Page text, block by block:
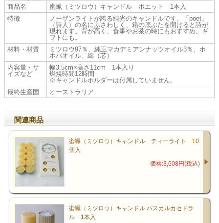
商品名
蜜蝋（ミツロウ）キャンドル ポエット 1本入
特徴
ノーザンライトが誇る純光のキャンドルです。「poet」
（詩人）の名にふさわしく、箱の底ぶたを開けると詩が
現れます。背が高く、食事やお茶の時にもおすすめ。ギ
フトにも。
材料・材質
ミツロウ97％、純正マカデミアンナッツオイル3％、ホ
ホバオイル、綿（芯）
内容量・サ
イズなど
幅3.5cm×高さ11cm 1本入り
燃焼時間12時間
※キャンドルホルダーは付属していません。
最終生産国
オーストラリア
関連商品
蜜蝋（ミツロウ）キャンドル ティーライト 10
個入
価格:3,608円(税込)
蜜蝋（ミツロウ）キャンドル パスカルカセドラ
ル 1本入